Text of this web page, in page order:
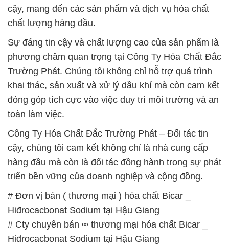
cậy, mang đến các sản phẩm và dịch vụ hóa chất
chất lượng hàng đầu.
Sự đáng tin cậy và chất lượng cao của sản phẩm là
phương châm quan trọng tại Công Ty Hóa Chất Đắc
Trường Phát. Chúng tôi không chỉ hỗ trợ quá trình
khai thác, sản xuất và xử lý dầu khí mà còn cam kết
đóng góp tích cực vào việc duy trì môi trường và an
toàn làm việc.
Công Ty Hóa Chất Đắc Trường Phát – Đối tác tin
cậy, chúng tôi cam kết không chỉ là nhà cung cấp
hàng đầu mà còn là đối tác đồng hành trong sự phát
triển bền vững của doanh nghiệp và cộng đồng.
# Đơn vị bán ( thương mại ) hóa chất Bicar _
Hiđrocacbonat Sodium tại Hậu Giang
# Cty chuyên bán ∞ thương mại hóa chất Bicar _
Hiđrocacbonat Sodium tại Hậu Giang